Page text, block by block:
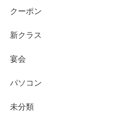
クーポン
新クラス
宴会
パソコン
未分類